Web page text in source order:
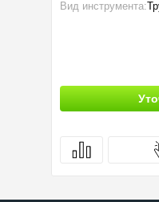
Вид инструмента: